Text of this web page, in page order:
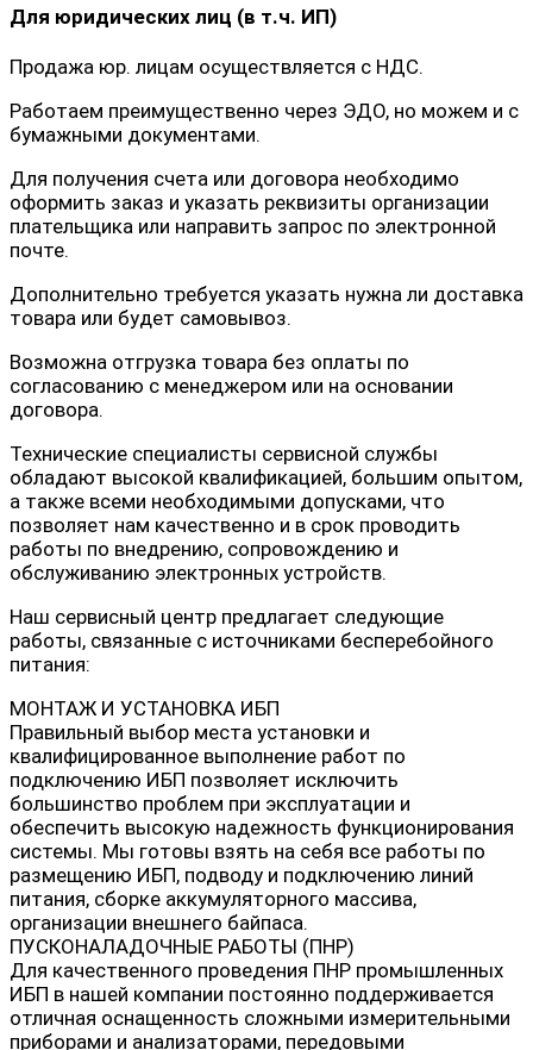
Для юридических лиц (в т.ч. ИП)
Продажа юр. лицам осуществляется с НДС.
Работаем преимущественно через ЭДО, но можем и с
бумажными документами.
Для получения счета или договора необходимо
оформить заказ и указать реквизиты организации
плательщика или направить запрос по электронной
почте.
Дополнительно требуется указать нужна ли доставка
товара или будет самовывоз.
Возможна отгрузка товара без оплаты по
согласованию с менеджером или на основании
договора.
Технические специалисты сервисной службы
обладают высокой квалификацией, большим опытом,
а также всеми необходимыми допусками, что
позволяет нам качественно и в срок проводить
работы по внедрению, сопровождению и
обслуживанию электронных устройств.
Наш сервисный центр предлагает следующие
работы, связанные с источниками бесперебойного
питания:
МОНТАЖ И УСТАНОВКА ИБП
Правильный выбор места установки и
квалифицированное выполнение работ по
подключению ИБП позволяет исключить
большинство проблем при эксплуатации и
обеспечить высокую надежность функционирования
системы. Мы готовы взять на себя все работы по
размещению ИБП, подводу и подключению линий
питания, сборке аккумуляторного массива,
организации внешнего байпаса.
ПУСКОНАЛАДОЧНЫЕ РАБОТЫ (ПНР)
Для качественного проведения ПНР промышленных
ИБП в нашей компании постоянно поддерживается
отличная оснащенность сложными измерительными
приборами и анализаторами, передовыми